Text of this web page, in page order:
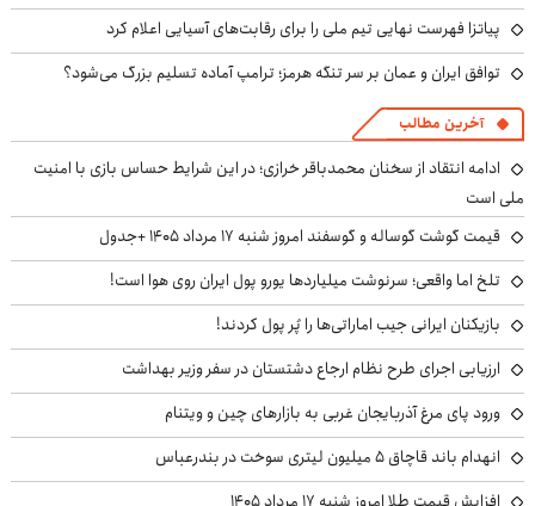
پیاتزا فهرست نهایی تیم ملی را برای رقابت‌های آسیایی اعلام کرد
توافق ایران و عمان بر سر تنگه هرمز؛ ترامپ آماده تسلیم بزرگ می‌شود؟
آخرین مطالب
ادامه انتقاد از سخنان محمدباقر خرازی؛ در این شرایط حساس بازی با امنیت
ملی است
قیمت گوشت گوساله و گوسفند امروز شنبه ۱۷ مرداد ۱۴۰۵ +جدول
تلخ اما واقعی؛ سرنوشت میلیاردها یورو پول ایران روی هوا است!
بازیکنان ایرانی جیب اماراتی‌ها را پُر پول کردند!
ارزیابی اجرای طرح نظام ارجاع دشتستان در سفر وزیر بهداشت
ورود پای مرغ آذربایجان غربی به بازارهای چین و ویتنام
انهدام باند قاچاق ۵ میلیون لیتری سوخت در بندرعباس